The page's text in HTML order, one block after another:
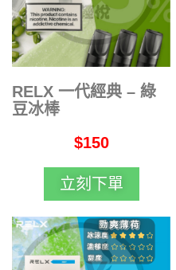
RELX 一代經典 – 綠
豆冰棒
$150
立刻下單